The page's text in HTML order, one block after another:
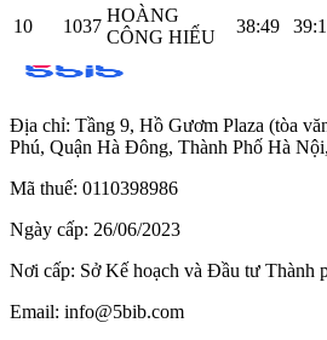
10
1037
HOÀNG
CÔNG HIẾU
38:49
Địa chỉ: Tầng 9, Hồ Gươm Plaza (tòa
Phú, Quận Hà Đông, Thành Phố Hà
Mã thuế: 0110398986
Ngày cấp: 26/06/2023
Nơi cấp: Sở Kế hoạch và Đầu tư Thành
Email: info@5bib.com